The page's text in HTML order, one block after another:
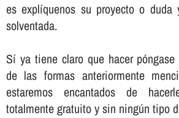
es explíquenos su proyecto o duda
solventada.
Sí ya tiene claro que hacer
de las formas anteriormente
estaremos encantados de
totalmente gratuito y sin ningún tipo